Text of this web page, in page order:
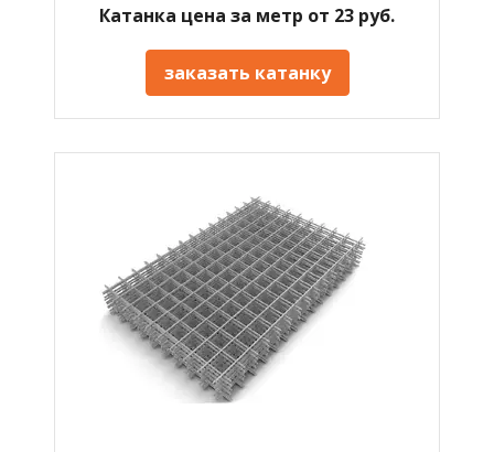
Катанка цена за метр от 23 руб.
заказать катанку